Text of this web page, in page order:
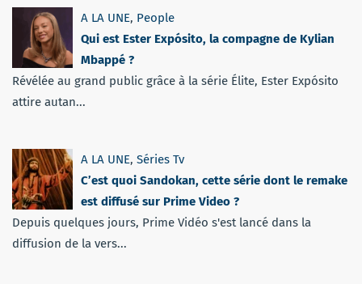
A LA UNE, People
Qui est Ester Expósito, la compagne de Kylian
Mbappé ?
Révélée au grand public grâce à la série Élite, Ester Expósito
attire autan...
A LA UNE, Séries Tv
C’est quoi Sandokan, cette série dont le remake
est diffusé sur Prime Video ?
Depuis quelques jours, Prime Vidéo s'est lancé dans la
diffusion de la vers...